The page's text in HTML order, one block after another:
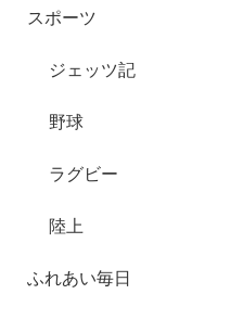
スポーツ
ジェッツ記
野球
ラグビー
陸上
ふれあい毎日